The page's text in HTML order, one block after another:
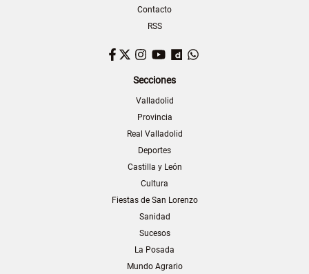
Contacto
RSS
Facebook
TwitterInstagram
YouTubeDailymotion
Secciones
Valladolid
Provincia
Real Valladolid
Deportes
Castilla y León
Cultura
Fiestas de San Lorenzo
Sanidad
Sucesos
La Posada
Mundo Agrario